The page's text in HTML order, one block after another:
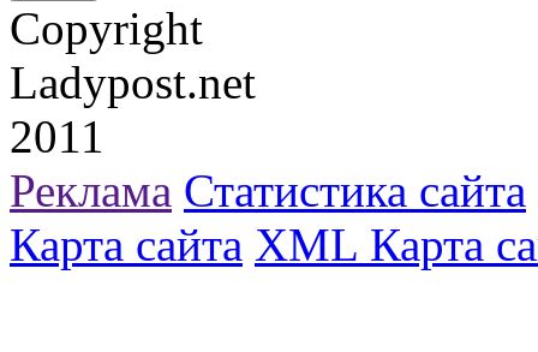
Copyright
Ladypost.net
2011
Реклама Статистика сайта
Карта сайта XML Карта